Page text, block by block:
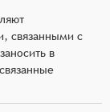
связанными с
в